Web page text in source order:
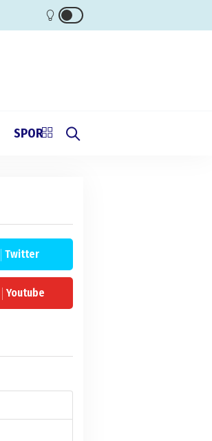
SPOR
Twitter
Youtube